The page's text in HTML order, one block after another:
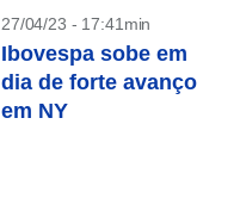
27/04/23 - 17:41min
Ibovespa sobe em
dia de forte avanço
em NY